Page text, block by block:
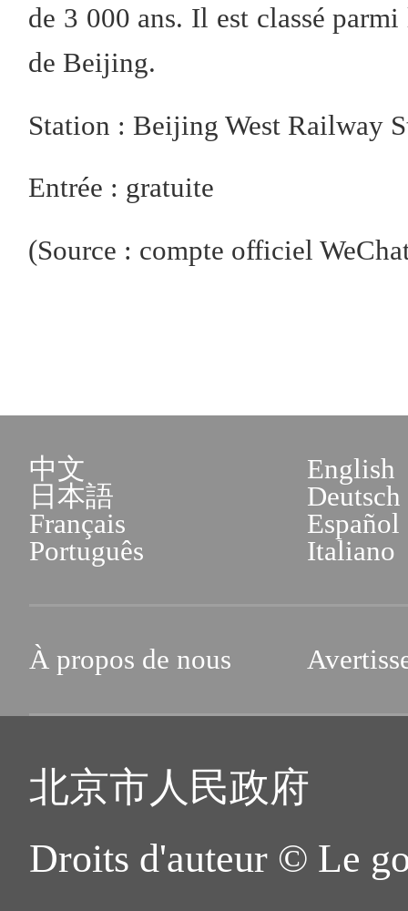
de 3 000 ans. Il est classé
de Beijing.
Station : Beijing West Railway
Entrée : gratuite
(Source : compte officiel
中文
English
日本語
Deutsch
Français
Español
Português
Italiano
À propos de nous
北京市人民政府
Droits d'auteur © Le